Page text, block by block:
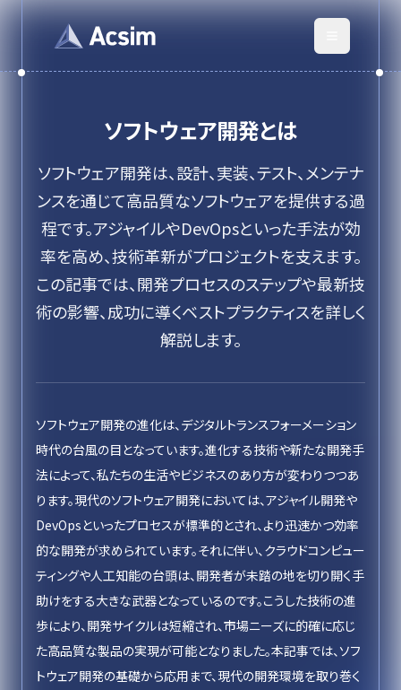
ソフトウェア開発とは
ソフトウェア開発は、設計、実装、テスト、メンテナ
ンスを通じて高品質なソフトウェアを提供する過
程です。アジャイルやDevOpsといった手法が効
率を高め、技術革新がプロジェクトを支えます。
この記事では、開発プロセスのステップや最新技
術の影響、成功に導くベストプラクティスを詳しく
解説します。
ソフトウェア開発の進化は、デジタルトランスフォーメーション
時代の台風の目となっています。進化する技術や新たな開発手
法によって、私たちの生活やビジネスのあり方が変わりつつあ
ります。現代のソフトウェア開発においては、アジャイル開発や
DevOpsといったプロセスが標準的とされ、より迅速かつ効率
的な開発が求められています。それに伴い、クラウドコンピュー
ティングや人工知能の台頭は、開発者が未踏の地を切り開く手
助けをする大きな武器となっているのです。こうした技術の進
歩により、開発サイクルは短縮され、市場ニーズに的確に応じ
た高品質な製品の実現が可能となりました。本記事では、ソフ
トウェア開発の基礎から応用まで、現代の開発環境を取り巻く